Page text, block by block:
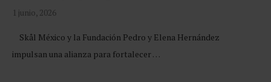
1 junio, 2026
Skål México y la Fundación Pedro y Elena Hernández
impulsan una alianza para fortalecer …